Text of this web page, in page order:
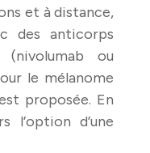
et à distance,
des anticorps
(nivolumab ou
le mélanome
proposée. En
l’option d’une